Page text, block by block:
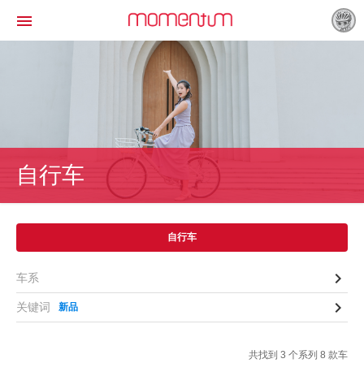

自行车
自行车
车系 
关键词 新品 
共找到 3 个系列 8 款车